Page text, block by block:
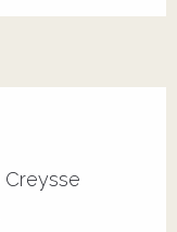
Creysse